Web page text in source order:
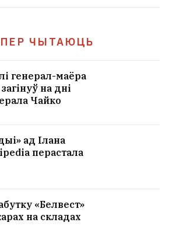
ЧЫТАЮЦЬ
генерал-маёра
на дні
Чайко
ад Ілана
перастала
«Белвест»
на складах